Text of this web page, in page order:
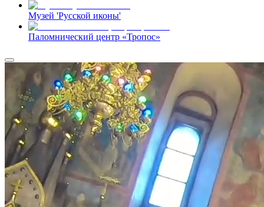
Музей 'Русской иконы'
Паломнический центр «Тропос»